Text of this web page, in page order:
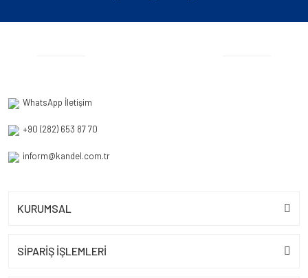
WhatsApp İletişim
+90 (282) 653 87 70
inform@kandel.com.tr
KURUMSAL
SİPARİŞ İŞLEMLERİ